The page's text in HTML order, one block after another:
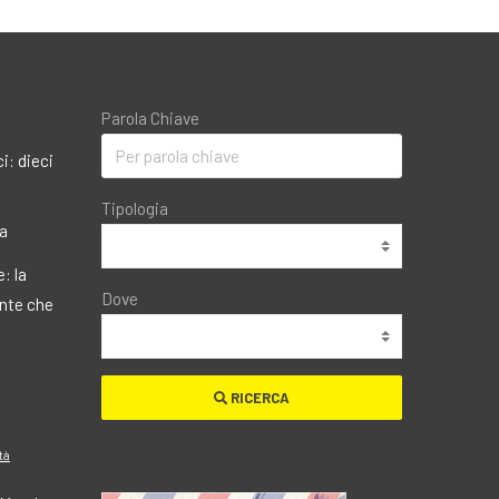
dieci
la
che
Parola Chiave
Tipologia
Dove
RICERCA